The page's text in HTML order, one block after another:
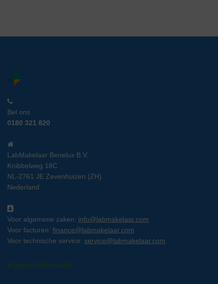
Bel ons
0180 321 820
LabMakelaar Benelux B.V.
Knibbelweg 18C
NL-2761 JE Zevenhuizen (ZH)
Nederland
Voor algemene zaken: info@labmakelaar.com
Voor facturen: finance@labmakelaar.com
Voor technische service: service@labmakelaar.com
Kopersinformatie